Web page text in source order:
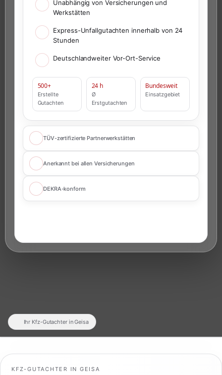
Unabhängig von Versicherungen und
Werkstätten
Express-Unfallgutachten innerhalb von 24
Stunden
Deutschlandweiter Vor-Ort-Service
500+
Erstellte
Gutachten
24 h
Ø
Erstgutachten
Bundesweit
Einsatzgebiet
TÜV-zertifizierte Partnerwerkstätten
Anerkannt bei allen Versicherungen
DEKRA-konform
KFZ-GUTACHTER IN GEISA
Ihr Kfz-Gutachter in Geisa